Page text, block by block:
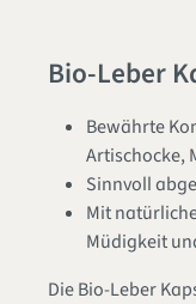
Bio-Leber
Bewährte
Artischocke,
Sinnvoll
Mit
Müdigkeit
Die Bio-Leber